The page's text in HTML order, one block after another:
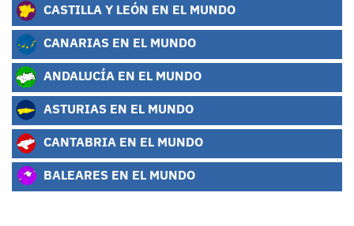
CASTILLA Y LEÓN EN EL MUNDO
CANARIAS EN EL MUNDO
ANDALUCÍA EN EL MUNDO
ASTURIAS EN EL MUNDO
CANTABRIA EN EL MUNDO
BALEARES EN EL MUNDO